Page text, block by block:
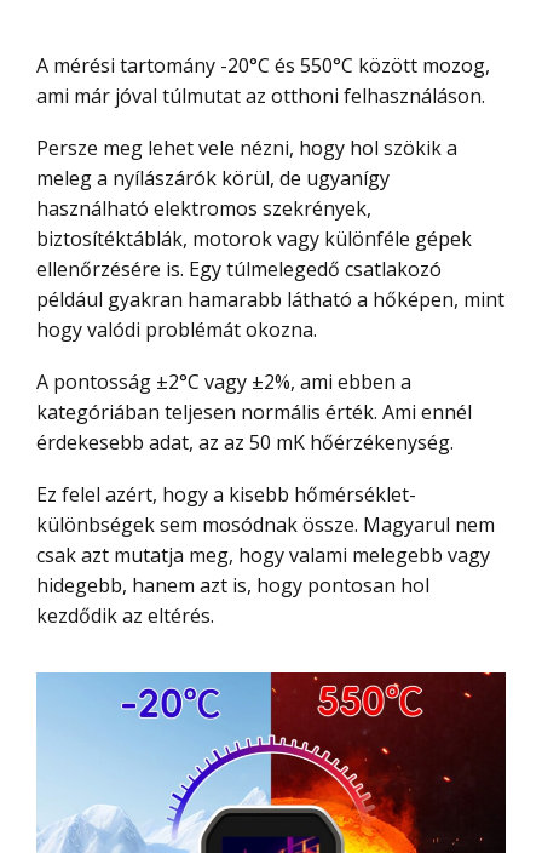
A mérési tartomány -20°C és 550°C között mozog,
ami már jóval túlmutat az otthoni felhasználáson.
Persze meg lehet vele nézni, hogy hol szökik a
meleg a nyílászárók körül, de ugyanígy
használható elektromos szekrények,
biztosítéktáblák, motorok vagy különféle gépek
ellenőrzésére is. Egy túlmelegedő csatlakozó
például gyakran hamarabb látható a hőképen, mint
hogy valódi problémát okozna.
A pontosság ±2°C vagy ±2%, ami ebben a
kategóriában teljesen normális érték. Ami ennél
érdekesebb adat, az az 50 mK hőérzékenység.
Ez felel azért, hogy a kisebb hőmérséklet-
különbségek sem mosódnak össze. Magyarul nem
csak azt mutatja meg, hogy valami melegebb vagy
hidegebb, hanem azt is, hogy pontosan hol
kezdődik az eltérés.